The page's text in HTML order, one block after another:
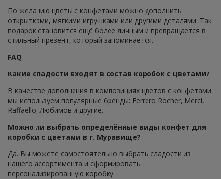
По желанию цветы с конфетами можно дополнить
открытками, мягкими игрушками или другими деталями. Так
подарок становится ещё более личным и превращается в
стильный презент, который запоминается.
FAQ
Какие сладости входят в состав коробок с цветами?
В качестве дополнения в композициях цветов с конфетами
мы используем популярные бренды: Ferrero Rocher, Merci,
Raffaello, Любимов и другие.
Можно ли выбрать определённые виды конфет для
коробки с цветами в г. Муравище?
Да. Вы можете самостоятельно выбрать сладости из
нашего ассортимента и сформировать
персонализированную коробку.